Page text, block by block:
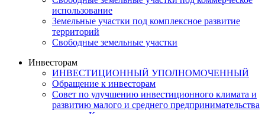
использование
Земельные участки под комплексное развитие
территорий
Свободные земельные участки
Инвесторам
ИНВЕСТИЦИОННЫЙ УПОЛНОМОЧЕННЫЙ
Обращение к инвесторам
Совет по улучшению инвестиционного климата и
развитию малого и среднего предпринимательства